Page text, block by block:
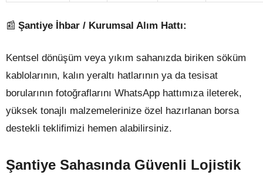
📰 Şantiye İhbar / Kurumsal Alım Hattı:
Kentsel dönüşüm veya yıkım sahanızda biriken söküm
kablolarının, kalın yeraltı hatlarının ya da tesisat
borularının fotoğraflarını WhatsApp hattımıza ileterek,
yüksek tonajlı malzemelerinize özel hazırlanan borsa
destekli teklifimizi hemen alabilirsiniz.
Şantiye Sahasında Güvenli Lojistik